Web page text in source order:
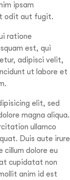
ipsam
odit aut fugit.
ratione
est, qui
adipisci velit,
ut labore et
elit, sed
magna aliqua.
ullamco
Duis aute irure
cillum dolore eu
cupidatat non
anim id est